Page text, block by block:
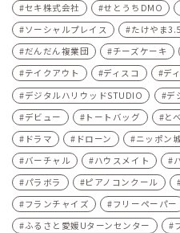
セキ株式会社 せとうちDMO
ソーシャルプレイス
たけやま3.5
だんだん複業団
チーズケーキ
テイクアウト
ディスコ デ
デジタルハリウッドSTUDIO
デ
デビュー
トートバッグ と
ドラマ
ドローン ニッポン
バーチャル
ハウスメイト
パラボラ
ピアノコンクール
フランチャイズ
フリーペーパー
ふるさと愛媛Uターンセンター